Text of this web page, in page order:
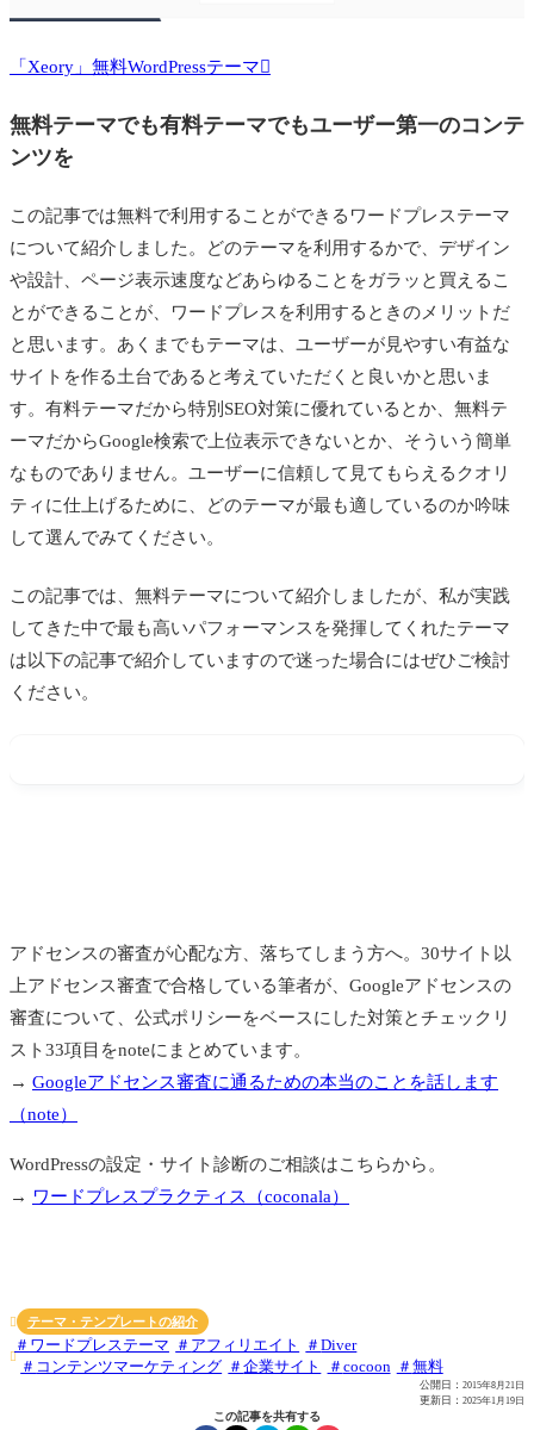
「Xeory」無料WordPressテーマ
無料テーマでも有料テーマでもユーザー第一のコンテ
ンツを
この記事では無料で利用することができるワードプレステーマ
について紹介しました。どのテーマを利用するかで、デザイン
や設計、ページ表示速度などあらゆることをガラッと買えるこ
とができることが、ワードプレスを利用するときのメリットだ
と思います。あくまでもテーマは、ユーザーが見やすい有益な
サイトを作る土台であると考えていただくと良いかと思いま
す。有料テーマだから特別SEO対策に優れているとか、無料テ
ーマだからGoogle検索で上位表示できないとか、そういう簡単
なものでありません。ユーザーに信頼して見てもらえるクオリ
ティに仕上げるために、どのテーマが最も適しているのか吟味
して選んでみてください。
この記事では、無料テーマについて紹介しましたが、私が実践
してきた中で最も高いパフォーマンスを発揮してくれたテーマ
は以下の記事で紹介していますので迷った場合にはぜひご検討
ください。
アドセンスの審査が心配な方、落ちてしまう方へ。30サイト以
上アドセンス審査で合格している筆者が、Googleアドセンスの
審査について、公式ポリシーをベースにした対策とチェックリ
スト33項目をnoteにまとめています。
→ Googleアドセンス審査に通るための本当のことを話します
（note）
WordPressの設定・サイト診断のご相談はこちらから。
→ ワードプレスプラクティス（coconala）
 テーマ・テンプレートの紹介

ワードプレステーマ アフィリエイト
Diver
コンテンツマーケティング
企業サイト cocoon 無料
公開日： 2015年8月21日
更新日： 2025年1月19日
この記事を共有する